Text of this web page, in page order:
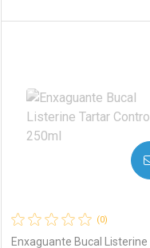
Laboratório
Por Menos
(0)
Enxaguante Bucal Listerine
AVISE-ME